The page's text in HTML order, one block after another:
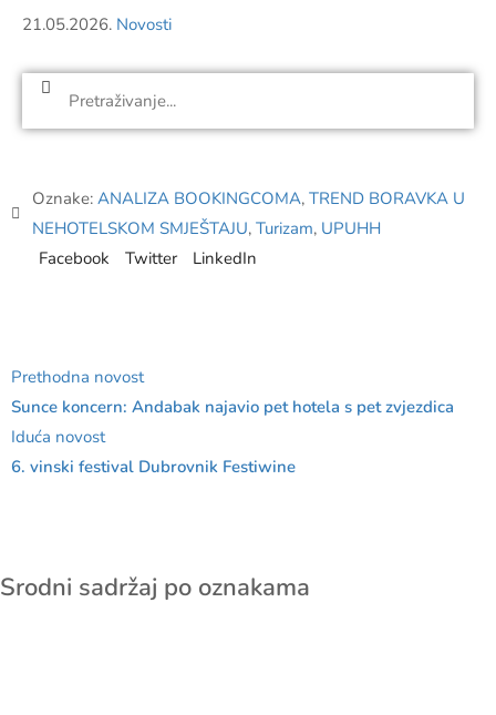
21.05.2026. Novosti
Oznake: ANALIZA BOOKINGCOMA, TREND BORAVKA U
NEHOTELSKOM SMJEŠTAJU, Turizam, UPUHH
Facebook
Twitter LinkedIn
Prethodna novost
Sunce koncern: Andabak najavio pet hotela s pet zvjezdica
Iduća novost
6. vinski festival Dubrovnik Festiwine
Srodni sadržaj po oznakama